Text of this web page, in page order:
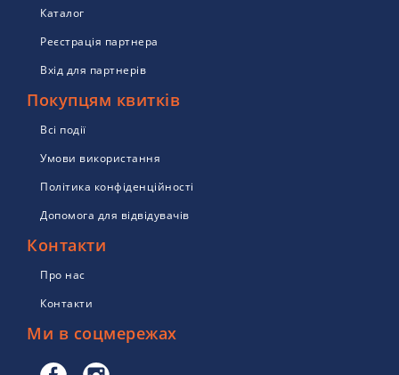
Каталог
Реєстрація партнера
Вхід для партнерів
Покупцям квитків
Всі події
Умови використання
Політика конфіденційності
Допомога для відвідувачів
Контакти
Про нас
Контакти
Ми в соцмережах